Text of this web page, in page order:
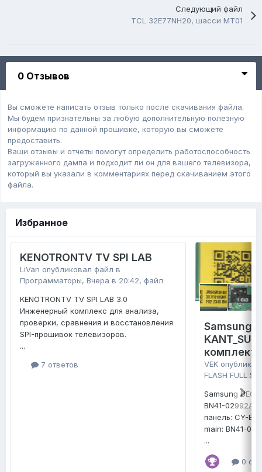
Следующий файл
TCL 32E77NH20, шасси MT01
0 Отзывов
Вы сможете написать отзыв только после скачивания файла.
Мы будем признательны за любую дополнительную полезную
информацию по данной прошивке, которую вы сможете
предоставить.
Ваши отзывы и отчеты помогут определить работоспособность
загруженного дампa и подходит ли он для вашего телевизора,
который вы указали в комментариях перед скачиванием этого
файла.
Избранное
KENOTRONTV TV SPI LAB
LiVan опубликовал файл в
Программаторы, Вчера в 20:42, файл
KENOTRONTV TV SPI LAB 3.0
Инженерный комплекс для анализа,
проверки, сравнения и восстановления
SPI-прошивок телевизоров.
...
7 ответов
Samsung
комплект
VEK
FLASH FULL
Samsung
BN41-02992A
панель: CY-
main: BN41-
...
0